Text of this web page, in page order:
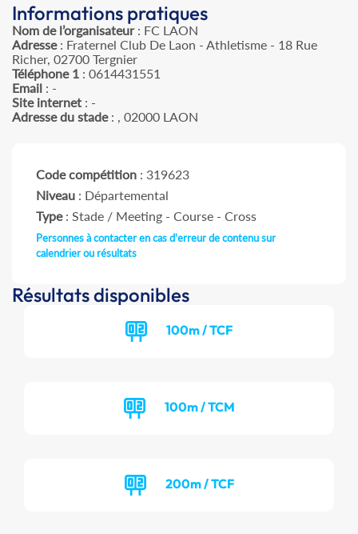
Informations pratiques
Nom de l’organisateur: FC LAON
Adresse: Fraternel Club De Laon - Athletisme - 18 Rue
Richer, 02700 Tergnier
Téléphone 1 : 0614431551
Email : -
Site internet : -
Adresse du stade: , 02000 LAON
Code compétition : 319623
Niveau : Départemental
Type: Stade / Meeting - Course - Cross
Personnes à contacter en cas d'erreur de contenu sur
calendrier ou résultats
Résultats disponibles
100m / TCF
100m / TCM
200m / TCF